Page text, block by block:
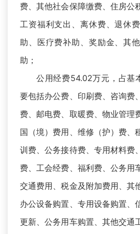
费、其他社会保障缴费、住房公
工资福利支出、离休费、退休
助、医疗费补助、奖励金、其
助；
公用经费54.02万元，占基
要包括办公费、印刷费、咨询费
费、邮电费、取暖费、物业管理
国（境）费用、维修（护）费、
训费、公务接待费、专用材料费
费、工会经费、福利费、公务用
交通费用、税金及附加费用、其
办公设备购置、专用设备购置、
更新、公务用车购置、其他交通